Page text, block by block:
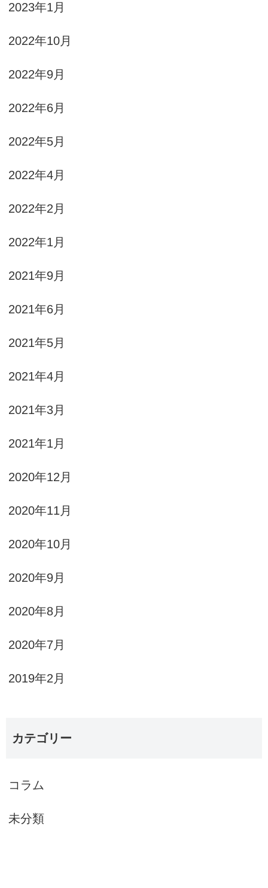
2023年1月
2022年10月
2022年9月
2022年6月
2022年5月
2022年4月
2022年2月
2022年1月
2021年9月
2021年6月
2021年5月
2021年4月
2021年3月
2021年1月
2020年12月
2020年11月
2020年10月
2020年9月
2020年8月
2020年7月
2019年2月
カテゴリー
コラム
未分類